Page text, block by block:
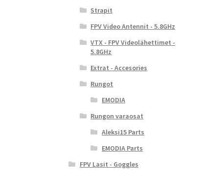
Strapit
FPV Video Antennit - 5.8GHz
VTX - FPV Videolähettimet -
5.8GHz
Extrat - Accesories
Rungot
EMODIA
Rungon varaosat
Aleksi15 Parts
EMODIA Parts
FPV Lasit - Goggles